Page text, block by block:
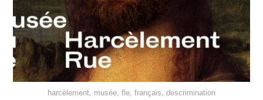
harcèlement, musée, fle, français, descrimination